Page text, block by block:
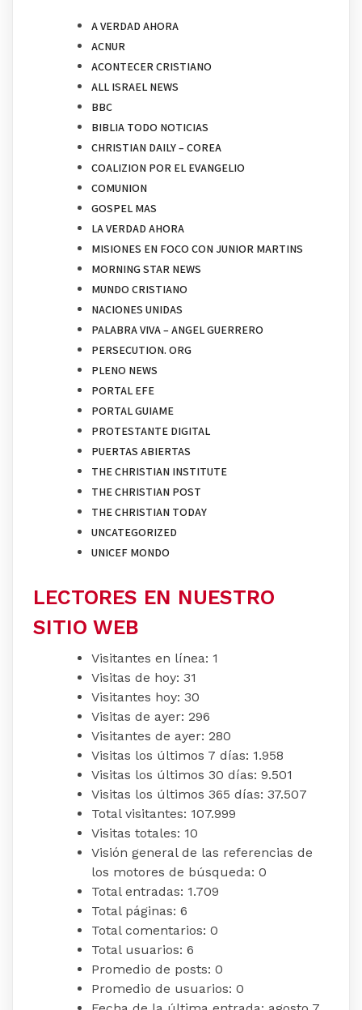
A VERDAD AHORA
ACNUR
ACONTECER CRISTIANO
ALL ISRAEL NEWS
BBC
BIBLIA TODO NOTICIAS
CHRISTIAN DAILY – COREA
COALIZION POR EL EVANGELIO
COMUNION
GOSPEL MAS
LA VERDAD AHORA
MISIONES EN FOCO CON JUNIOR MARTINS
MORNING STAR NEWS
MUNDO CRISTIANO
NACIONES UNIDAS
PALABRA VIVA – ANGEL GUERRERO
PERSECUTION. ORG
PLENO NEWS
PORTAL EFE
PORTAL GUIAME
PROTESTANTE DIGITAL
PUERTAS ABIERTAS
THE CHRISTIAN INSTITUTE
THE CHRISTIAN POST
THE CHRISTIAN TODAY
UNCATEGORIZED
UNICEF MONDO
LECTORES EN NUESTRO
SITIO WEB
Visitantes en línea: 1
Visitas de hoy: 31
Visitantes hoy: 30
Visitas de ayer: 296
Visitantes de ayer: 280
Visitas los últimos 7 días: 1.958
Visitas los últimos 30 días: 9.501
Visitas los últimos 365 días: 37.507
Total visitantes: 107.999
Visitas totales: 10
Visión general de las referencias de
los motores de búsqueda: 0
Total entradas: 1.709
Total páginas: 6
Total comentarios: 0
Total usuarios: 6
Promedio de posts: 0
Promedio de usuarios: 0